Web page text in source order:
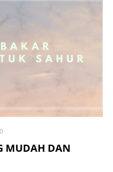
MUDAH DAN